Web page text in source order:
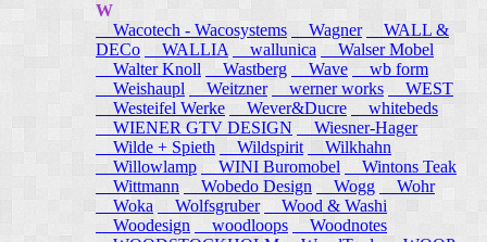
W
Wacotech - Wacosystems
Wagner
WALL &
DECo
WALLIA wallunica
Walser Mobel
Walter Knoll
Wastberg Wave
wb form
Weishaupl
Weitzner werner works
WEST
Westeifel Werke
Wever&Ducre
whitebeds
WIENER GTV DESIGN
Wiesner-Hager
Wilde + Spieth
Wildspirit
Wilkhahn
Willowlamp
WINI Buromobel
Wintons Teak
Wittmann
Wobedo Design Wogg
Wohr
Woka
Wolfsgruber
Wood & Washi
Woodesign
woodloops
Woodnotes